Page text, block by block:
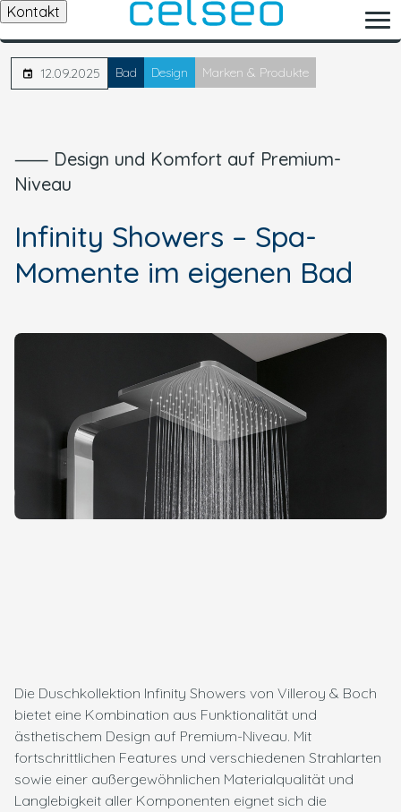
Kontakt
12.09.2025 Bad Design Marken & Produkte
⸺ Design und Komfort auf Premium-
Niveau
Infinity Showers – Spa-
Momente im eigenen Bad
Die Duschkollektion Infinity Showers von Villeroy & Boch
bietet eine Kombination aus Funktionalität und
ästhetischem Design auf Premium-Niveau. Mit
fortschrittlichen Features und verschiedenen Strahlarten
sowie einer außergewöhnlichen Materialqualität und
Langlebigkeit aller Komponenten eignet sich die